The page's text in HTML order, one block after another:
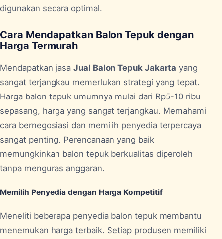
digunakan secara optimal.
Cara Mendapatkan Balon Tepuk dengan
Harga Termurah
Mendapatkan jasa Jual Balon Tepuk Jakarta yang
sangat terjangkau memerlukan strategi yang tepat.
Harga balon tepuk umumnya mulai dari Rp5-10 ribu
sepasang, harga yang sangat terjangkau. Memahami
cara bernegosiasi dan memilih penyedia terpercaya
sangat penting. Perencanaan yang baik
memungkinkan balon tepuk berkualitas diperoleh
tanpa menguras anggaran.
Memilih Penyedia dengan Harga Kompetitif
Meneliti beberapa penyedia balon tepuk membantu
menemukan harga terbaik. Setiap produsen memiliki